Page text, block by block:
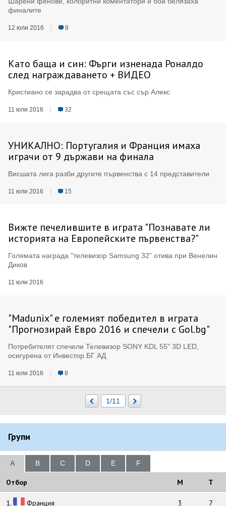
финалите
12 юли 2016 8
Като баща и син: Фърги изненада Роналдо
след награждаването + ВИДЕО
Кристиано се зарадва от срещата със сър Алекс
11 юли 2016 32
УНИКАЛНО: Португалия и Франция имаха
играчи от 9 държави на финала
Висшата лига разби другите първенства с 14 представители
11 юли 2016 15
Вижте печелившите в играта "Познавате ли
историята на Европейските първенства?"
Голямата награда "телевизор Samsung 32” отива при Венелин
Диков
11 юли 2016
"Мadunix" е големият победител в играта
"Прогнозирай Евро 2016 и спечели с Gol.bg"
Потребителят спечели Телевизор SONY KDL 55" 3D LED,
осигурена от Инвестор.БГ АД
11 юли 2016 8
Групи
A B C D E F
Отбор M T
1. Франция 3 7